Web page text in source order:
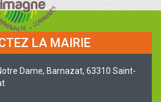
LA MAIRIE
Dame, Barnazat, 63310 Saint-